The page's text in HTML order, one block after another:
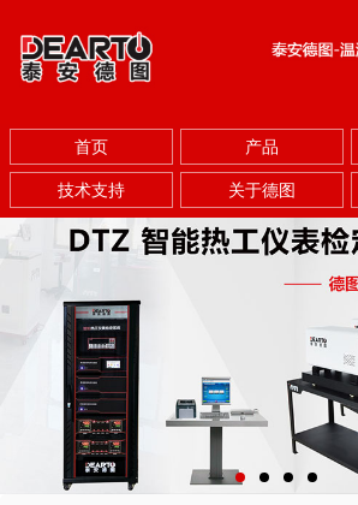
首页 产品
技术支持 关于德图